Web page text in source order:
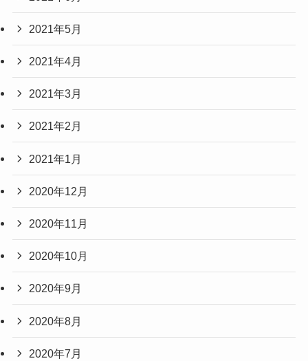
2021年5月
2021年4月
2021年3月
2021年2月
2021年1月
2020年12月
2020年11月
2020年10月
2020年9月
2020年8月
2020年7月